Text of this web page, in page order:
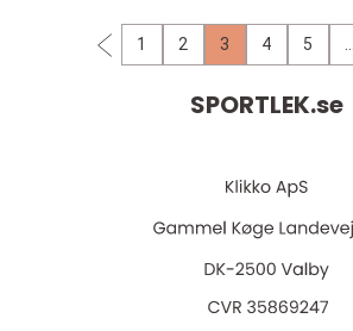
1 2 3 4 5
SPORTLEK.se